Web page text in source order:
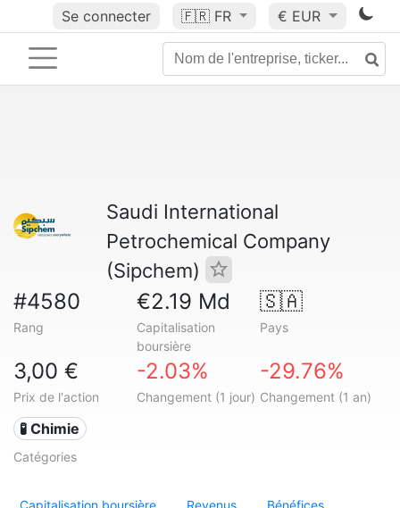
Se connecter 🇫🇷 FR € EUR
Saudi International
Petrochemical Company
(Sipchem)
#4580
Rang
€2.19 Md
Capitalisation
boursière
🇸🇦
Pays
3,00 €
Prix de l'action
-2.03%
Changement (1 jour)
-29.76%
Changement (1 an)
🧪 Chimie
Catégories
Capitalisation boursière Revenus Bénéfices